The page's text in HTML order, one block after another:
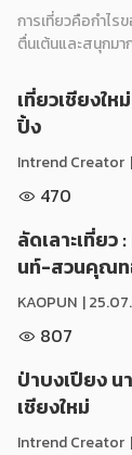
การเที่ยวคือกำไร
ตื่นเต้นและสนุกม
เที่ยวเชียงใ
ปิ้ง
Intrend Creator |
470
ลัดเลาะเที่ยว
นท์-สวนคุณ
KAOPUN |
807
ป่าบงเปียง น
เชียงใหม่
Intrend Creator |